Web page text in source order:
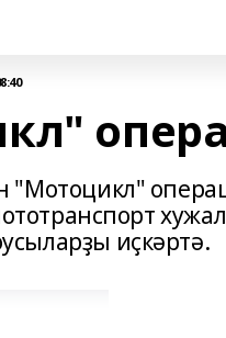
"Мотоцикл"
иҫкәртә.